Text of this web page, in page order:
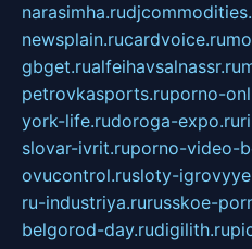
narasimha.ru
newsplain.rucardvoice.ru
gbget.rualfeihavsalnassr.ru
petrovkasports.ruporno-
york-life.rudoroga-expo.ru
slovar-ivrit.ruporno-video-
ovucontrol.rusloty-
ru-industriya.rurusskoe-
belgorod-day.rudigilith.ru